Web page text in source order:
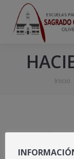
Estás
Inicio